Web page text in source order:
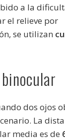
a la
el relieve por
se utilizan
dos ojos
La
media es de